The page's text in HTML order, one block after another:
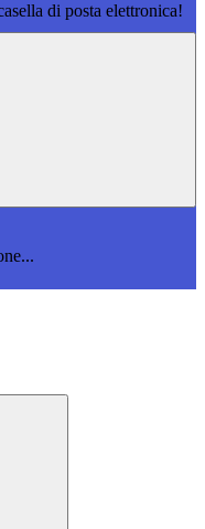
di posta elettronica!